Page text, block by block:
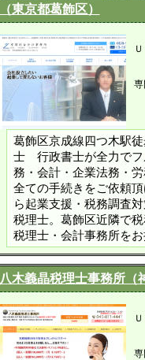
（東京都葛飾区）
専
葛飾区京成線四つ木駅
士 行政書士が全力でフ
務・会計・企業法務・
全ての手続きをご依頼
ら起業支援・税務調査
税理士。葛飾区近隣で
税理士・会計事務所を
八木義晶税理士事務所（
専